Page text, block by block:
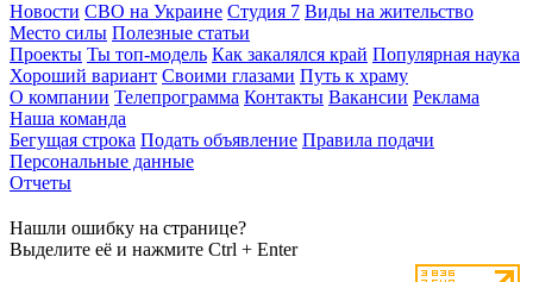
Новости СВО на Украине Студия 7 Виды на жительство
Место силы Полезные статьи
Проекты Ты топ-модель Как закалялся край Популярная наука
Хороший вариант Своими глазами Путь к храму
О компании Телепрограмма Контакты Вакансии Реклама
Наша команда
Бегущая строка Подать объявление Правила подачи
Персональные данные
Отчеты
Нашли ошибку на странице?
Выделите её и нажмите Ctrl + Enter